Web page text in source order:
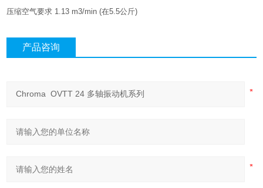
压缩空气要求 1.13 m3/min (在5.5公斤)
产品咨询